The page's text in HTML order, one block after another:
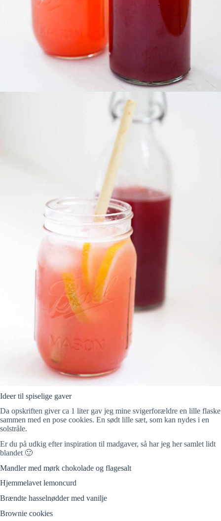
Ideer til spiselige gaver
Da opskriften giver ca 1 liter gav jeg mine svigerforældre en lille flaske
sammen med en pose cookies. En sødt lille sæt, som kan nydes i en
solstråle.
Er du på udkig efter inspiration til madgaver, så har jeg her samlet lidt
blandet 🙂
Mandler med mørk chokolade og flagesalt
Hjemmelavet lemoncurd
Brændte hasselnødder med vanilje
Brownie cookies